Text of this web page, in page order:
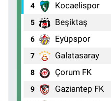
4 Kocaelispor
5 Beşiktaş
6 Eyüpspor
7 Galatasaray
8 Çorum FK
9 Gaziantep FK